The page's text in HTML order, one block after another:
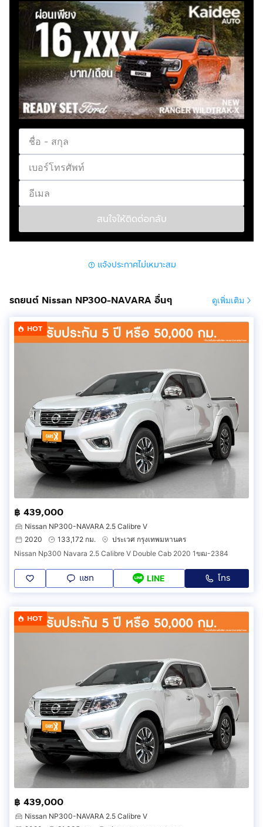
ช่วงชัก : 89.0 x 100.0 มิลลิเมตร อัตราส่วนกำลังอัด 15.0 : 1
กำลังสูงสุด 163 แรงม้า ที่ 3,600 รอบ/นาที แรงบิดสูงสุด
403 นิวตันเมตร ที่ 2,000 รอบ/นาที
Fuel Type (ประเภทเชื้อเพลิง) : ดีเซล
Fuel System (ระบบเชื้อเพลิง) : ดีเซล
Type Seats (จำนวนที่นั่ง) : 5 ที่นั่ง
Color (สี) : บรอนซ์
Brake System (ระบบเบรก) : ระบบเบรกป้องกันล้อล็อค ABS
ระบบเสริมแรงเบรก BA
Front Light (ไฟหน้า) : ไฟหน้า Projector Lens แบบ LED
Daytime Running Light (ไฟ DRL) : ไฟ Daytime Running
Light แบบ LED
Tail Light (ไฟท้าย) : LED
Rear Spoiler (ประเภทของสปอยเลอร์หลัง) : -
Car Antenna (รูปแบบของเสาอากาศ) : ฝั้งใน
Steering System (ระบบบังคับเลี้ยว) : ไฟฟ้า
Driver Seat (การปรับตำแหน่งที่นั่งคนขับ) : ปรับมือ
Passenger Seat (การปรับตำแหน่งที่นั่งผู้โดยสาร) : -
Connectivity Ports (พอร์ตการเชื่อมต่อภายในรถ): ช่อง
เชื่อมต่อ AUX / USB
____________________________________________
➲ ออกรถที่ CARSX ออกได้ง่าย เพียงแค่ 55 บาท
➲ จองออนไลน์ ปลอดภัย 100%
➲ มีสถาบันการเงินรองรับกว่า 20 สถาบัน
➲ ทุกอาชีพ ออกรถได้
➲ มีการตรวจเช็คกว่า 210 ก่อนส่งมอบรถ
➲ เปลี่ยนถ่ายน้ำมันเครื่องฟรีก่อนรับรถ
➲ เช็คสภาพรถยนตน์จากศูนย์ที่ได้มาตราฐาน
➲ เลขาส่วนตัวผ่าน call center 24 ชม ทั่วประเทศ
➲ รถยก ฉุกเฉิน ทั่วประเทศ 24 ชม
➲ มีรถใช้ระหว่างซ่อมหรือจะเลือกเป็นช่วยผ่อนระหว่างซ่อม
➲ ยินดีต้อนรับลูกค้าต่างจังหวัด ทั่วประเทศ
➲ บริการจัดส่งรถถึงหน้าบ้านลูกค้าทั่วประเทศ ฟรี
____________________________________________
📞สนใจสอบถามข้อมูลรถ
โทร:กดเพื่อดูเบอร์โทร xxxxxx776
____________________________________________
*เงื่อนไขเป็นไปตามที่บริษัทและสถาบันการเงินกำหนด*
*ราคาดังกล่าวยังไม่รวมค่า vat 7%
____________________________________________
#CARSX #CARSXมีนบุรี#คาร์สเอ็กซ์ #ออกรถ55บาท
#ฟรีดาวน์ #รถ #รถยนต์ #รถยนต์มือสอง #รถสวยราคาไม่
แพง #รถสวย #ส่งทั่วไทย#NISSAN#NP300
NAVARA#1N0135
สนใจให้ติดต่อกลับ
แจ้งประกาศไม่เหมาะสม
รถยนต์ Nissan NP300-NAVARA อื่นๆ ดูเพิ่มเติม
HOT
฿ 439,000
Nissan NP300-NAVARA 2.5 Calibre V
2020
133,172 กม.
ประเวศ กรุงเทพมหานคร
Nissan Np300 Navara 2.5 Calibre V Double Cab 2020 1ขฒ-2384
แชท LINE โทร
HOT
฿ 439,000
Nissan NP300-NAVARA 2.5 Calibre V